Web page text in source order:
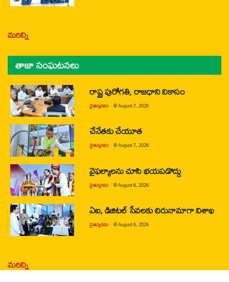
మరిన్ని
తాజా సంఘటనలు
రాష్ట్ర పురోగతి, రాజధాని వికాసం
చైతన్యరధం @August 7, 2026
చేనేతకు చేయూత
చైతన్యరధం @August 7, 2026
వైఫల్యాలను చూసి భయపడొద్దు
చైతన్యరధం @August 6, 2026
ఏఐ, డిజిటల్ సేవలకు చిరునామాగా విశాఖ
చైతన్యరధం @August 6, 2026
మరిన్ని